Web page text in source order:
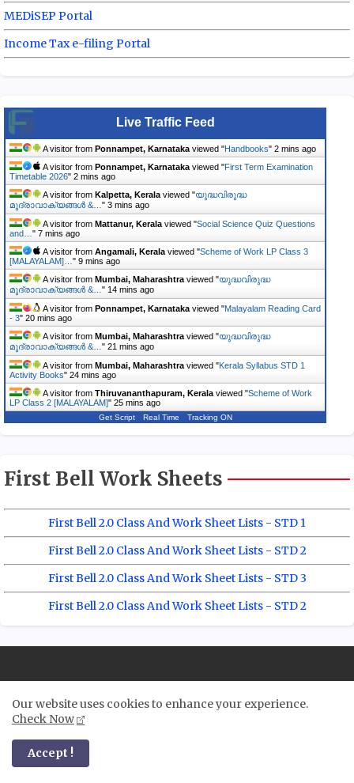
MEDiSEP Portal
Income Tax e-filing Portal
Live Traffic Feed
A visitor from Ponnampet, Karnataka viewed "Handbooks" 2 mins ago
A visitor from Ponnampet, Karnataka viewed "First Term Examination
Timetable 2026" 2 mins ago
A visitor from Kalpetta, Kerala viewed "യുദ്ധവിരുദ്ധ
മുദ്രാവാക്യങ്ങൾ &… " 3 mins ago
A visitor from Mattanur, Kerala viewed "Social Science Quiz Questions
and… " 7 mins ago
A visitor from Angamali, Kerala viewed "Scheme of Work LP Class 3
[MALAYALAM]… " 9 mins ago
A visitor from Mumbai, Maharashtra viewed "യുദ്ധവിരുദ്ധ
മുദ്രാവാക്യങ്ങൾ &… " 14 mins ago
A visitor from Ponnampet, Karnataka viewed "Malayalam Reading Card
- 3" 20 mins ago
A visitor from Mumbai, Maharashtra viewed "യുദ്ധവിരുദ്ധ
മുദ്രാവാക്യങ്ങൾ &… " 21 mins ago
A visitor from Mumbai, Maharashtra viewed "Kerala Syllabus STD 1
Activity Books" 24 mins ago
A visitor from Thiruvananthapuram, Kerala viewed "Scheme of Work
LP Class 2 [MALAYALAM]" 25 mins ago
Get Script Real Time Tracking ON
First Bell Work Sheets
First Bell 2.0 Class And Work Sheet Lists - STD 1
First Bell 2.0 Class And Work Sheet Lists - STD 2
First Bell 2.0 Class And Work Sheet Lists - STD 3
First Bell 2.0 Class And Work Sheet Lists - STD 2
ഈ സൈറ്റിൽ പ്രസിദ്ധീകരിച്ച പോസ്റ്റുകളുടെ സ്ക്രീൻ ഷോർട്ട് എടുത്ത്
Our website uses cookies to enhance your experience.
Check Now
Accept !